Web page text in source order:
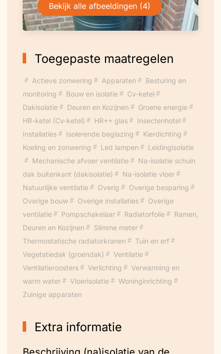
Bekijk alle afbeeldingen (4)
Toegepaste maatregelen
Actieve zonwering Apparaten
Besturing en
monitoring
Bouw en isolatie
Cv-ketel
Dakisolatie
Deuren en Kozijnen
Groene energie
HR-ketel (Cv-ketel)
HR++ glas
Insectenhotel
Installaties
Isolerende beglazing
Kierdichting
Koeling en zonwering
Led lampen
Leidingisolatie
Mechanische afvoer ventilatie
Na-isolatie schuin
dak buitenkant (dakisolatie)
Na-isolatie vloer
Natuurlijke ventilatie
Overig
Overige besparing
Overige bouw
Overige installaties
Overige
ventilatie
Pompschakelaar Radiatorfolie
Ramen,
Deuren en Kozijnen
Slimme meter
Thermostatische radiatorkranen
Tuin en erf
Vegetatiedak (groendak)
Ventilatie
Ventilatieroosters
Verlichting
Verwarming en
warm water
Vloerisolatie
Woninginrichting
Zuinige apparaten
Extra informatie